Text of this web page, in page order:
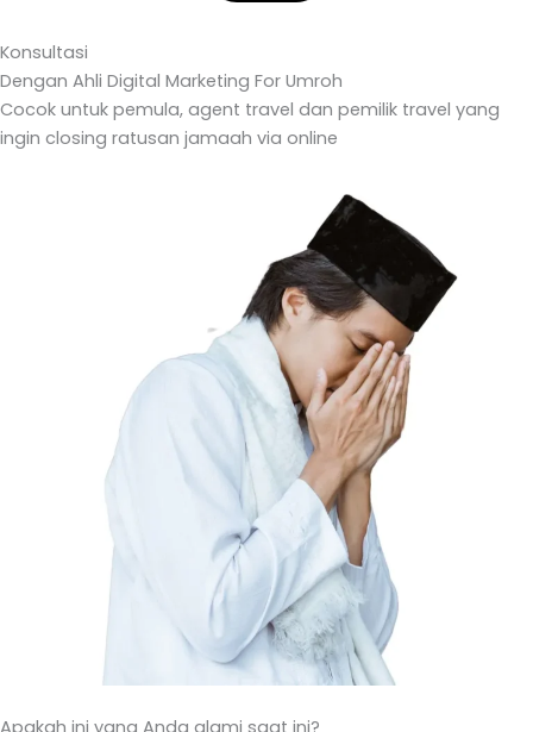
Konsultasi
Dengan Ahli Digital Marketing For Umroh
Cocok untuk pemula, agent travel dan pemilik travel yang
ingin closing ratusan jamaah via online